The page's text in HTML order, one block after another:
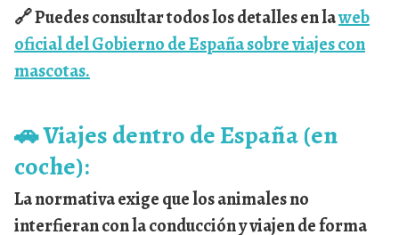
🔗 Puedes consultar todos los detalles en laweb
oficial del Gobierno de España sobre viajes con
mascotas.
🚗Viajes dentro de España (en
coche):
La normativa exige que los animalesno
interfieran con la conduccióny viajende forma